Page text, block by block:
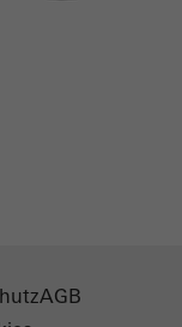
AGB